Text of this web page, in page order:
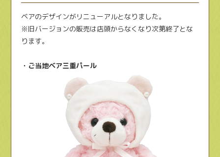
ベアのデザインがリニューアルとなりました。
※旧バージョンの販売は店頭からなくなり次第終了とな
ります。
・ご当地ベア三重パール